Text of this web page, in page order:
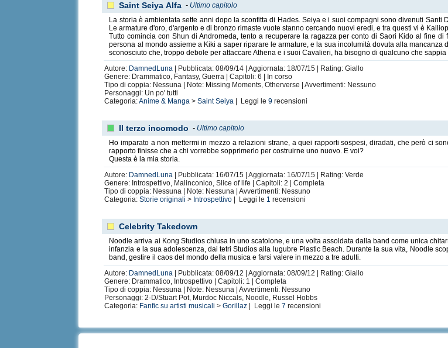
Saint Seiya Αlfa - Ultimo capitolo
La storia è ambientata sette anni dopo la sconfitta di Hades. Seiya e i suoi compagni sono divenuti
Le armature d'oro, d'argento e di bronzo rimaste vuote stanno cercando nuovi eredi, e tra questi vi è
Tutto comincia con Shun di Andromeda, tento a recuperare la ragazza per conto di Saori Kido al fine
persona al mondo assieme a Kiki a saper riparare le armature, e la sua incolumità dovuta alla
sconosciuto che, troppo debole per attaccare Athena e i suoi Cavalieri, ha bisogno di qualcuno che
Autore: DamnedLuna | Pubblicata: 08/09/14 | Aggiornata: 18/07/15 | Rating: Giallo
Genere: Drammatico, Fantasy, Guerra | Capitoli: 6 | In corso
Tipo di coppia: Nessuna | Note: Missing Moments, Otherverse | Avvertimenti: Nessuno
Personaggi: Un po' tutti
Categoria:Anime & Manga >Saint Seiya | Leggi le9 recensioni
Il terzo incomodo - Ultimo capitolo
Ho imparato a non mettermi in mezzo a relazioni strane, a quei rapporti sospesi, diradati, che però ci
rapporto finisse che a chi vorrebbe sopprimerlo per costruirne uno nuovo. E voi?
Questa è la mia storia.
Autore: DamnedLuna | Pubblicata: 16/07/15 | Aggiornata: 16/07/15 | Rating: Verde
Genere: Introspettivo, Malinconico, Slice of life | Capitoli: 2 | Completa
Tipo di coppia: Nessuna | Note: Nessuna | Avvertimenti: Nessuno
Categoria:Storie originali > Introspettivo | Leggi le 1 recensioni
Celebrity Takedown
Noodle arriva ai Kong Studios chiusa in uno scatolone, e una volta assoldata dalla band come unica
infanzia e la sua adolescenza, dai tetri Studios alla lugubre Plastic Beach. Durante la sua vita, Noodle
band, gestire il caos del mondo della musica e farsi valere in mezzo a tre adulti.
Autore: DamnedLuna | Pubblicata: 08/09/12 | Aggiornata: 08/09/12 | Rating: Giallo
Genere: Drammatico, Introspettivo | Capitoli: 1 | Completa
Tipo di coppia: Nessuna | Note: Nessuna | Avvertimenti: Nessuno
Personaggi: 2-D/Stuart Pot, Murdoc Niccals, Noodle, Russel Hobbs
Categoria: Fanfic su artisti musicali >Gorillaz | Leggi le7 recensioni